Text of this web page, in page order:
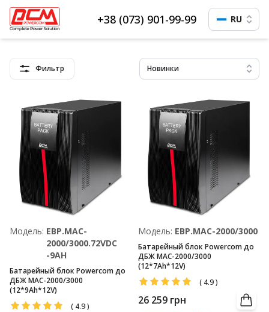
+38 (073) 901-99-99 RU
Фильтр Новинки
Модель: EBP.MAC-
2000/3000.72VDC
-9AH
Батарейный блок Powercom до
ДБЖ MAC-2000/3000
(12*9Ah*12V)
( 4.9)
Модель: EBP.MAC-2000/3000
Батарейный блок Powercom до
ДБЖ MAC-2000/3000
(12*7Ah*12V)
( 4.9)
26 259 грн